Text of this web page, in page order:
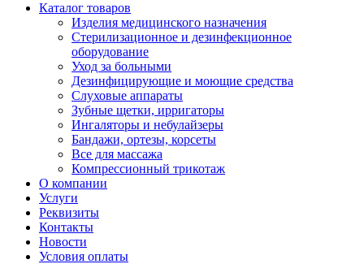
Каталог товаров
Изделия медицинского назначения
Стерилизационное и дезинфекционное
оборудование
Уход за больными
Дезинфицирующие и моющие средства
Слуховые аппараты
Зубные щетки, ирригаторы
Ингаляторы и небулайзеры
Бандажи, ортезы, корсеты
Все для массажа
Компрессионный трикотаж
О компании
Услуги
Реквизиты
Контакты
Новости
Условия оплаты